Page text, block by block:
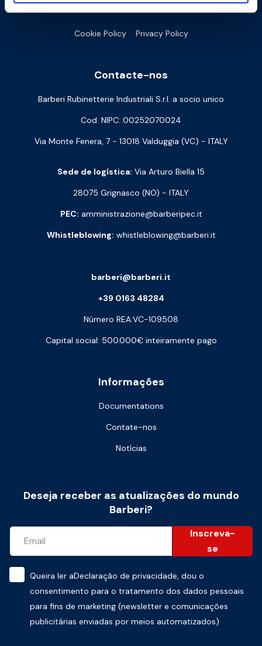
Cookie Policy Privacy Policy
Contacte-nos
Barberi Rubinetterie Industriali S.r.l. a socio unico
Cod. NIPC: 00252070024
Via Monte Fenera, 7 - 13018 Valduggia (VC) - ITALY
Sede de logística: Via Arturo Biella 15
28075 Grignasco (NO) - ITALY
PEC: amministrazione@barberipec.it
Whistleblowing: whistleblowing@barberi.it
Informações
Documentations
Contate-nos
Notícias
barberi@barberi.it
+39 0163 48284
Número REA:VC-109508
Capital social: 500.000€ inteiramente pago
Deseja receber as atualizações do mundo
Barberi?
Inscreva-
se
Queira ler aDeclaração de privacidade, dou o
consentimento para o tratamento dos dados pessoais
para fins de marketing (newsletter e comunicações
publicitárias enviadas por meios automatizados)